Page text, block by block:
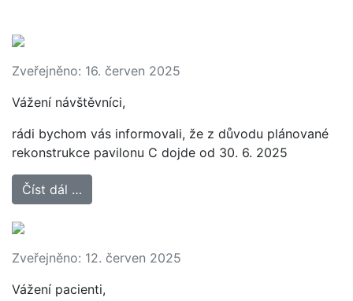
Zveřejněno: 16. červen 2025
Vážení návštěvníci,
rádi bychom vás informovali, že z důvodu plánované
rekonstrukce pavilonu C dojde od 30. 6. 2025
Číst dál …
Zveřejněno: 12. červen 2025
Vážení pacienti,